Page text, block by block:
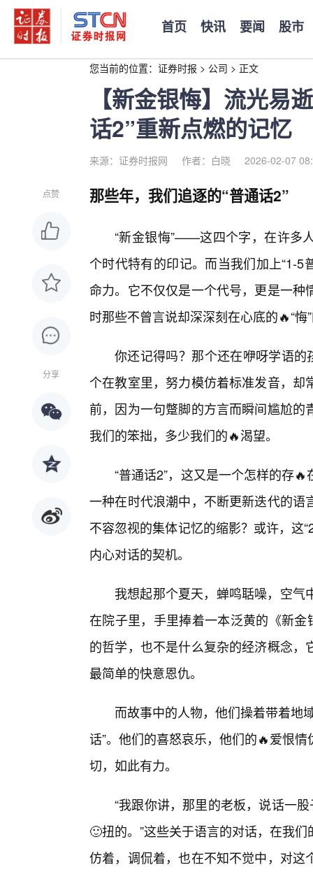
首页 快讯 要闻 股市
您当前的位置： 证券时报 > 公司 > 正文
【新金银悔】流光易
话2”重新点燃的记忆
来源：证券时报网 作者：白晓 2026-02-07
点赞
分享
那些年，我们追逐的“普通话2”
“新金银悔”——这四个字，在许多
个时代特有的印记。而当我们加上“1-
命力。它不仅仅是一个代号，更是一
时那些不曾言说却深深刻在心底的🔥“悔
你还记得吗？那个还在咿呀学语的
个在教室里，努力模仿着标准发音，
前，因为一句蹩脚的方言而瞬间尴尬
我们的笨拙，多少我们的🔥渴望。
“普通话2”，这又是一个怎样的存
一种在时代浪潮中，不断更新迭代的
不容忽视的集体记忆的缩影？或许，这
内心对话的契机。
我想起那个夏天，蝉鸣聒噪，空
在院子里，手里捧着一本泛黄的《新
的哲学，也不是什么复杂的经济概念
最简单的快意恩仇。
而故事中的人物，他们操着带着地
话”。他们的喜怒哀乐，他们的🔥爱恨
切，如此有力。
“我跟你讲，那里的老板，说话一
🙂扭的。”这些关于语言的对话，在我
仿着，调侃着，也在不知不觉中，对